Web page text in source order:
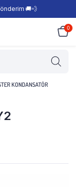
🚚💨
0
KONDANSATÖR